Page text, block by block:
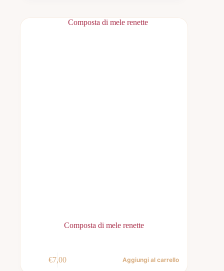
Composta di mele renette
€7,00 Aggiungi al carrello